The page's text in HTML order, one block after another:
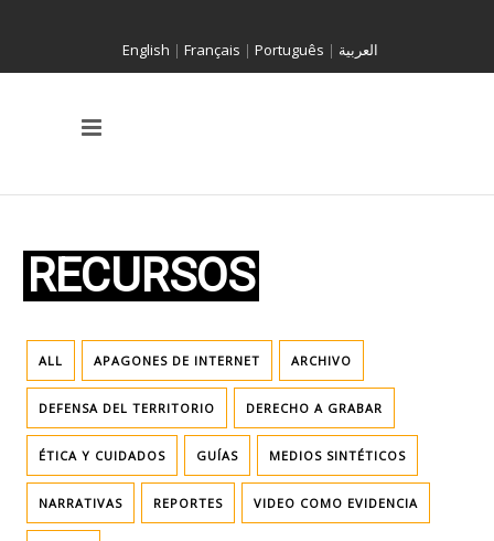
English | Français | Português | العربية
RECURSOS
ALL APAGONES DE INTERNET ARCHIVO
DEFENSA DEL TERRITORIO DERECHO A GRABAR
ÉTICA Y CUIDADOS GU​ÍAS MEDIOS SINTÉTICOS
NARRATIVAS REPORTES VIDEO COMO EVIDENCIA